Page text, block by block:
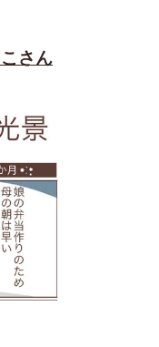
さん